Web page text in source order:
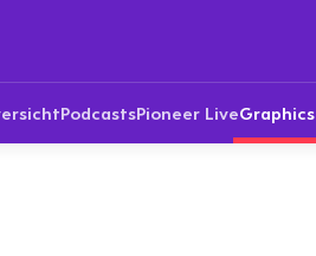
PodcastsPioneer LiveGraphics